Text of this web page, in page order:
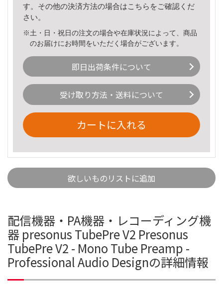
す。その他の決済方法の場合はこちら をご確認くだ
さい。
※土・日・祝日の注文の場合や在庫状況によって、商品
のお届けにお時間をいただく場合がございます。
即日出荷条件について
受け取り方法・送料について
カートに入れる
欲しいものリストに追加
配信機器・PA機器・レコーディング機
器 presonus TubePre V2 Presonus
TubePre V2 - Mono Tube Preamp -
Professional Audio Designの詳細情報